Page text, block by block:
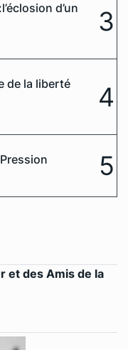
d’un
3
de la liberté
4
5
et des Amis de la